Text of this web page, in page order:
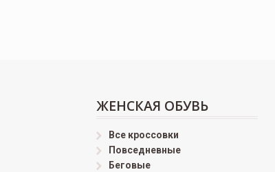
ЖЕНСКАЯ ОБУВЬ
Все кроссовки
Повседневные
Беговые